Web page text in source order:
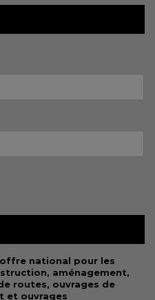
national pour les
aménagement,
routes, ouvrages de
et ouvrages